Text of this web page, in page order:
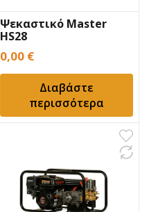
Ψεκαστικό Master
HS28
0,00 €
Διαβάστε
περισσότερα